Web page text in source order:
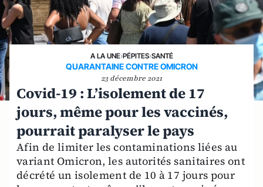
A LA UNE›PÉPITES›SANTÉ
QUARANTAINE CONTRE OMICRON
23 décembre 2021
Covid-19 : L’isolement de 17
jours, même pour les vaccinés,
pourrait paralyser le pays
Afin de limiter les contaminations liées au
variant Omicron, les autorités sanitaires ont
décrété un isolement de 10 à 17 jours pour